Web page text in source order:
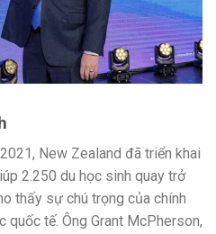
New Zealand đã triển khai
2.250 du học sinh quay trở
thấy sự chú trọng của chính
tế. Ông Grant McPherson,